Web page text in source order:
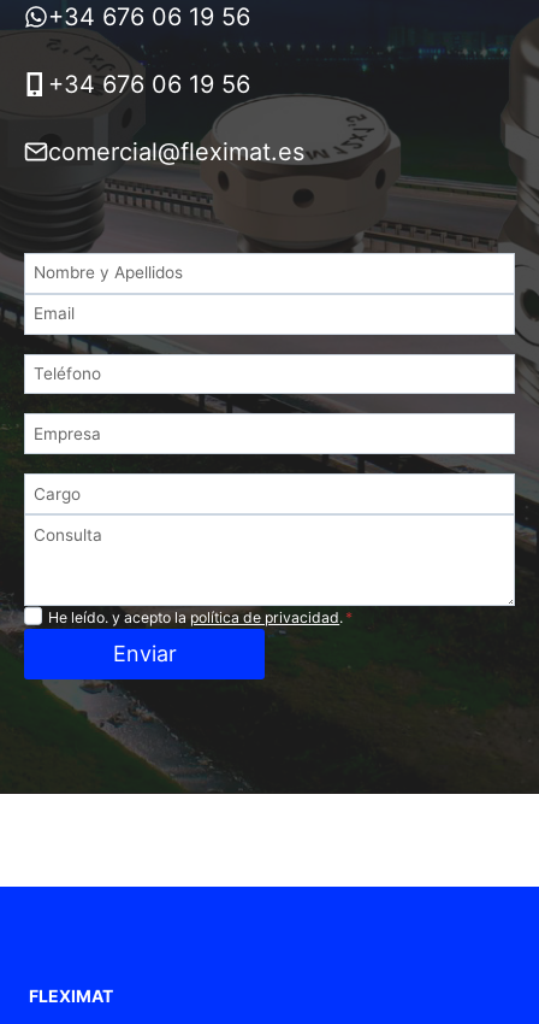
+34 676 06 19 56
+34 676 06 19 56
comercial@fleximat.es
Privacidad
He leído. y acepto lapolítica de privacidad. *
Enviar
FLEXIMAT